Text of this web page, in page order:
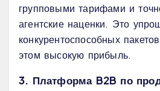
групповыми тарифами и
агентские наценки. Это
конкурентоспособных
этом высокую прибыль.
3. Платформа B2B по